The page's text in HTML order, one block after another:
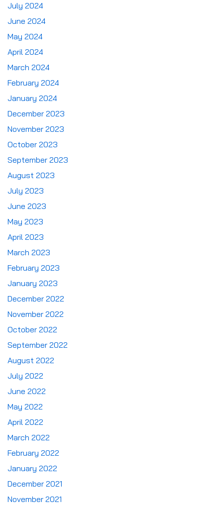
July 2024
June 2024
May 2024
April 2024
March 2024
February 2024
January 2024
December 2023
November 2023
October 2023
September 2023
August 2023
July 2023
June 2023
May 2023
April 2023
March 2023
February 2023
January 2023
December 2022
November 2022
October 2022
September 2022
August 2022
July 2022
June 2022
May 2022
April 2022
March 2022
February 2022
January 2022
December 2021
November 2021